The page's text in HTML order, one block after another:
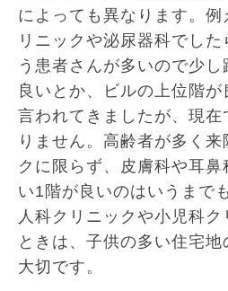
によっても異なります。例
リニックや泌尿器科でし
う患者さんが多いので少
良いとか、ビルの上位階
言われてきましたが、現
りません。高齢者が多く
クに限らず、皮膚科や耳
い1階が良いのはいうまで
人科クリニックや小児科
ときは、子供の多い住宅
大切です。